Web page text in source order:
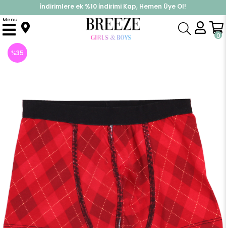
%30 Sepette Yaz İndirimi, Hemen Al!
İndirimlere ek %10 İndirimi Kap, Hemen Üye Ol!
0
Menu
Anasayfa Pijama & İç Giyim ERKEK İç Giyim
%35